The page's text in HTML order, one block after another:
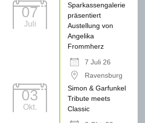
07
Juli
Sparkassengalerie
präsentiert
Austellung von
Angelika
Frommherz
7 Juli 26
Ravensburg
03
Okt.
Simon & Garfunkel
Tribute meets
Classic